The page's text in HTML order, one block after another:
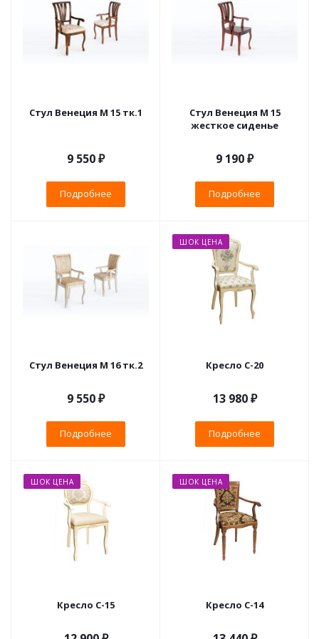
Стул Венеция М 15 тк.1
9 550 ₽
Подробнее
Стул Венеция М 15
жесткое сиденье
9 190 ₽
Подробнее
Стул Венеция М 16 тк.2
9 550 ₽
Подробнее
ШОК ЦЕНА
Кресло С-20
13 980 ₽
Подробнее
ШОК ЦЕНА
Кресло С-15
ШОК ЦЕНА
Кресло С-14